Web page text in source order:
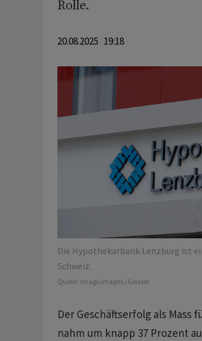
Rolle.
20.08.2025 19:18
Die Hypothekarbank Lenzburg ist
Schweiz.
Quelle: imago images / Geisser
Der Geschäftserfolg als Mass
nahm um knapp 37 Prozent